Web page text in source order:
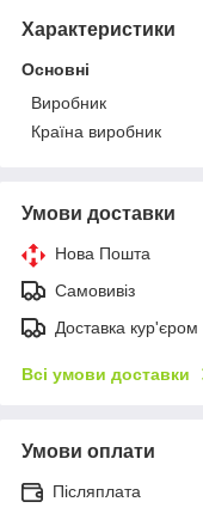
Характеристики
Основні
Виробник
Країна виробник
Умови доставки
Нова Пошта
Самовивіз
Доставка кур'єром
Всі умови доставки
Умови оплати
Післяплата